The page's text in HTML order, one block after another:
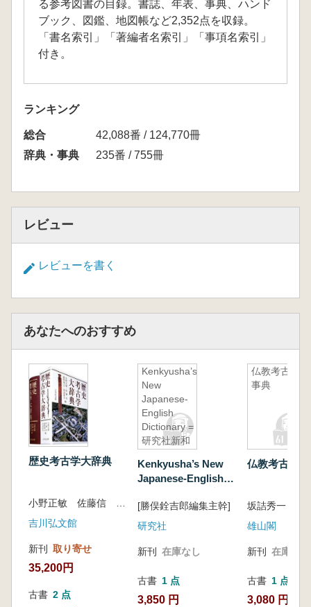
る参考図書の目録。書誌、年表、事典、ハンド
ブック、図鑑、地図帳など2,352点を収録。
「書名索引」「著編者名索引」「事項名索引」
付き。
ランキング
総合
42,088番 / 124,770冊
辞典・事典
235番 / 755冊
レビュー
レビューを書く
あなたへのおすすめ
歴史考古学大辞典
小野正敏 佐藤信 舘野和己 田辺征夫 編
吉川弘文館
新刊 取り寄せ
35,200円
古書 2 点
Kenkyusha’s
New
Japanese-
English
Dictionary =
研究社新和
第3版
Kenkyusha’s New
Japanese-English
新和英大辞典 第3版
[勝俣銓吉郎編集主幹]
研究社
新刊 在庫なし
古書 1 点
3,850 円
仏教考古学
事典
仏教考古学
坂詰秀一 編
雄山閣
新刊 在庫なし
古書 1 点
3,080 円